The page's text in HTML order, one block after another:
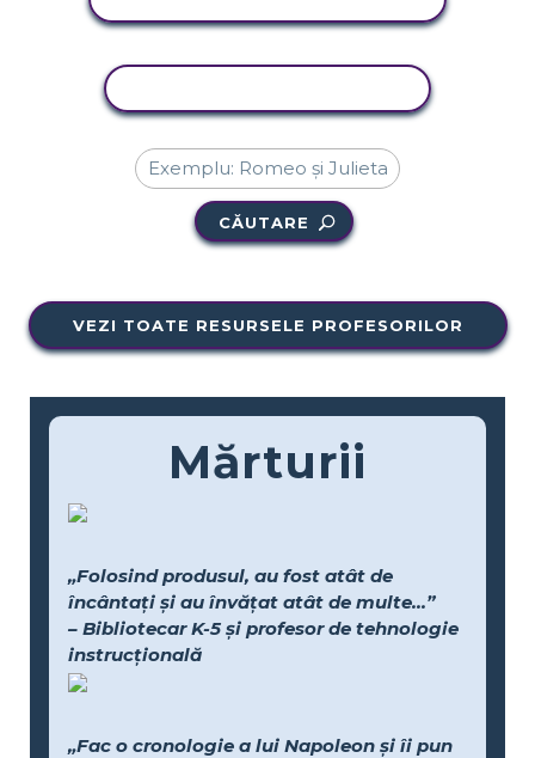
CĂUTARE
VEZI TOATE RESURSELE PROFESORILOR
Mărturii
„Folosind produsul, au fost atât de
încântați și au învățat atât de multe...”
– Bibliotecar K-5 și profesor de tehnologie
instrucțională
„Fac o cronologie a lui Napoleon și îi pun